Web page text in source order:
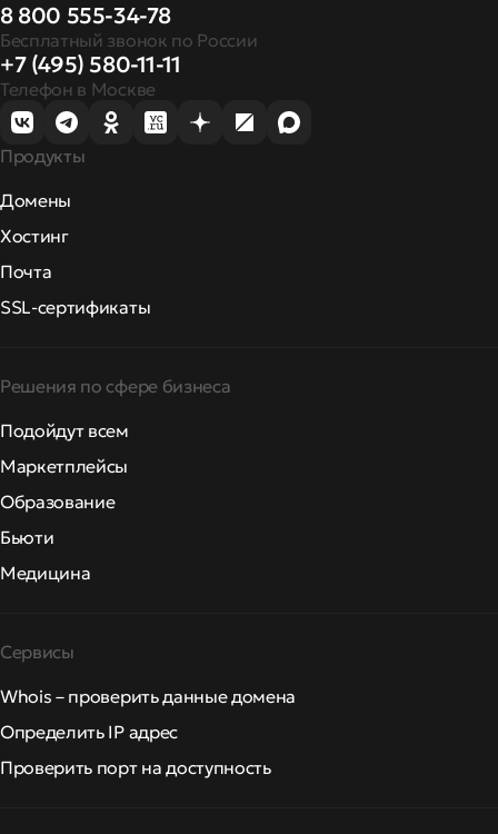
8 800 555-34-78
Бесплатный звонок по России
+7 (495) 580-11-11
Телефон в Москве
Продукты
Домены
Хостинг
Почта
SSL-сертификаты
Решения по сфере бизнеса
Подойдут всем
Маркетплейсы
Образование
Бьюти
Медицина
Сервисы
Whois – проверить данные домена
Определить IP адрес
Проверить порт на доступность